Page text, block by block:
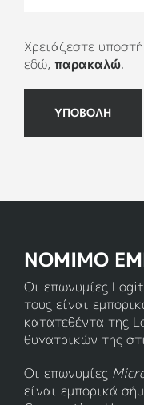
Χρειάζεστε
εδώ, παρακαλώ.
ΥΠΟΒΟΛΗ
ΝΟΜΙΜΟ
Οι επωνυμίες
τους είναι
κατατεθέντα της
θυγατρικών της
Οι επωνυμίες
είναι εμπορικά